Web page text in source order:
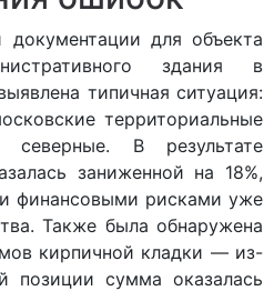
для объекта
здания в
типичная ситуация:
территориальные
В результате
заниженной на 18%,
финансовыми рисками уже
Также была обнаружена
кирпичной кладки — из-
позиции сумма оказалась